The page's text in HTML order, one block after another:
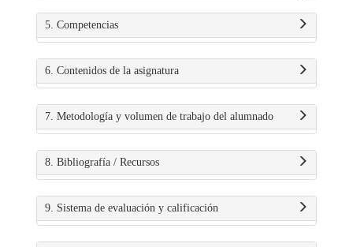
5. Competencias
6. Contenidos de la asignatura
7. Metodología y volumen de trabajo del alumnado
8. Bibliografía / Recursos
9. Sistema de evaluación y calificación